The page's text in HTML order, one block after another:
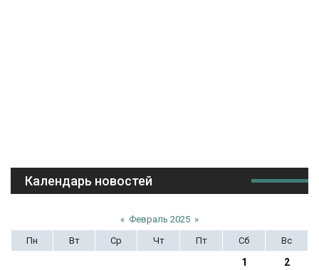
Календарь новостей
« Февраль 2025 »
Пн
Вт Ср Чт Пт Сб Вс
1
2